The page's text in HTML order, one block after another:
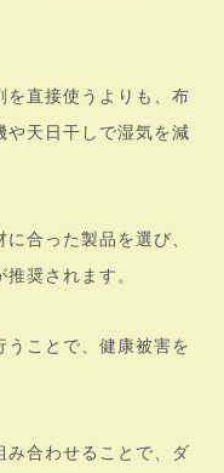
を直接使うよりも、布
や天日干しで湿気を減
合った製品を選び、
奨されます。
ことで、健康被害を
み合わせることで、ダ